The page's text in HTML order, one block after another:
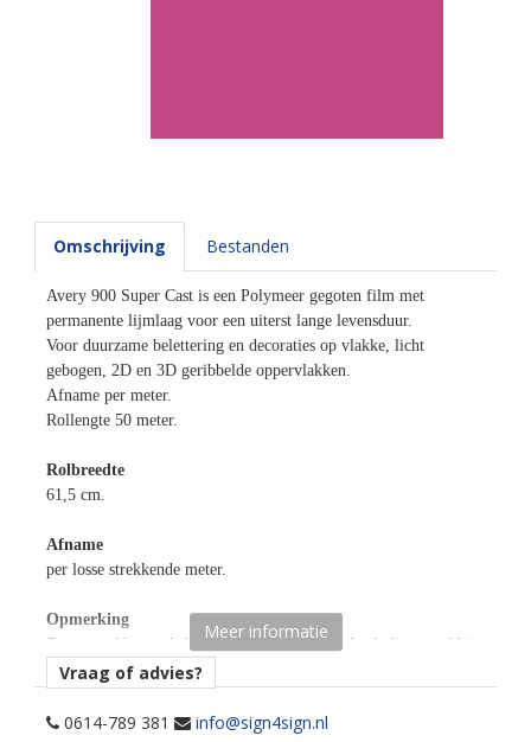
Omschrijving Bestanden
Avery 900 Super Cast is een Polymeer gegoten film met
permanente lijmlaag voor een uiterst lange levensduur.
Voor duurzame belettering en decoraties op vlakke, licht
gebogen, 2D en 3D geribbelde oppervlakken.
Afname per meter.
Rollengte 50 meter.
Rolbreedte
61,5 cm.
Afname
per losse strekkende meter.
Opmerking
Sommige kleuren hebben en witte lijmlaag, check dit vooraf bij
toepassing op transparante ondergronden!
Materiaaltype
Meer informatie
Vraag of advies?
0614-789 381 info@sign4sign.nl